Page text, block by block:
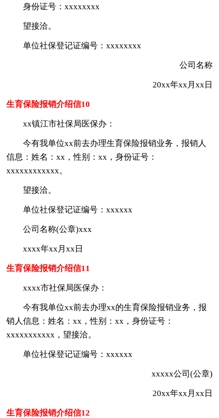
身份证号：xxxxxxxx
望接洽。
单位社保登记证编号：xxxxxxxx
公司名称
20xx年xx月xx日
生育保险报销介绍信10
xx镇江市社保局医保办：
今有我单位xx前去办理生育保险报销业务，报销人
信息：姓名：xx，性别：xx，身份证号：
xxxxxxxxxxxx。
望接洽。
单位社保登记证编号：xxxxxx
公司名称(公章)xxx
xxxx年xx月xx日
生育保险报销介绍信11
xxxx市社保局医保办：
今有我单位xx前去办理xx的生育保险报销业务，报
销人信息：姓名：xx，性别：xx，身份证号：
xxxxxxxxxxx，望接洽。
单位社保登记证编号：xxxxxx
xxxxx公司(公章)
20xx年xx月xx日
生育保险报销介绍信12